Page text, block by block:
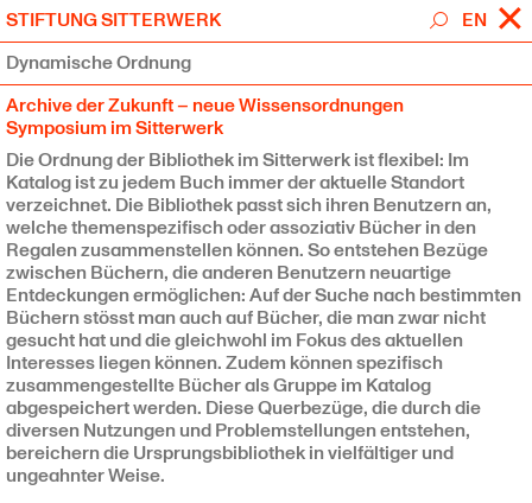
Stiftung Sitterwerk
Besuch
Agenda
Katalog
Journal
Editionen
Newsletter abonnieren
Gastkünstler:innen
EN ✕
STIFTUNG SITTERWERK
Dynamische Ordnung
Archive der Zukunft – neue Wissensordnungen
Symposium im Sitterwerk
Die Ordnung der Bibliothek im Sitterwerk ist flexibel: Im
Katalog ist zu jedem Buch immer der aktuelle Standort
verzeichnet. Die Bibliothek passt sich ihren Benutzern an,
welche themenspezifisch oder assoziativ Bücher in den
Regalen zusammenstellen können. So entstehen Bezüge
zwischen Büchern, die anderen Benutzern neuartige
Entdeckungen ermöglichen: Auf der Suche nach bestimmten
Büchern stösst man auch auf Bücher, die man zwar nicht
gesucht hat und die gleichwohl im Fokus des aktuellen
Interesses liegen können. Zudem können spezifisch
zusammengestellte Bücher als Gruppe im Katalog
abgespeichert werden. Diese Querbezüge, die durch die
diversen Nutzungen und Problemstellungen entstehen,
bereichern die Ursprungsbibliothek in vielfältiger und
ungeahnter Weise.